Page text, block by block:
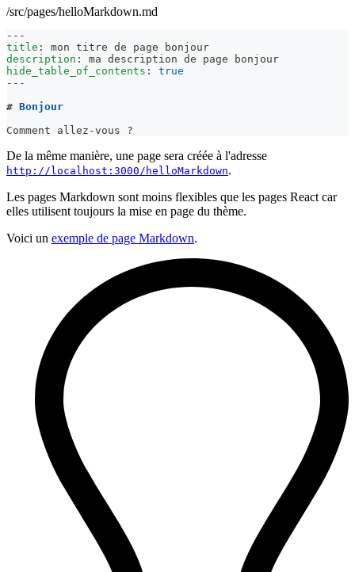
/src/pages/helloMarkdown.md
---
title :
mon titre de page bonjour
description :
ma description de page bonjour
hide_table_of_contents :
true
---
# Bonjour
Comment allez-vous ?
De la même manière, une page sera créée à l'adresse
http://localhost:3000/helloMarkdown.
Les pages Markdown sont moins flexibles que les pages React car
elles utilisent toujours la mise en page du thème.
Voici un exemple de page Markdown.